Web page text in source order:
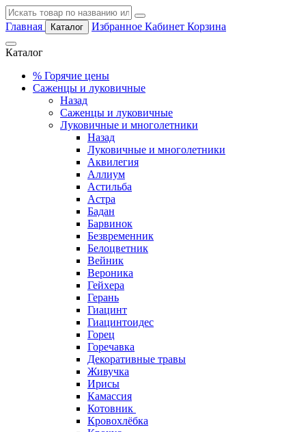
Главная Каталог Избранное Кабинет Корзина
Каталог
% Горячие цены
Саженцы и луковичные
Назад
Саженцы и луковичные
Луковичные и многолетники
Назад
Луковичные и многолетники
Аквилегия
Аллиум
Астильба
Астра
Бадан
Барвинок
Безвременник
Белоцветник
Вейник
Вероника
Гейхера
Герань
Гиацинт
Гиацинтоидес
Горец
Горечавка
Декоративные травы
Живучка
Ирисы
Камассия
Котовник
Кровохлёбка